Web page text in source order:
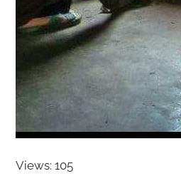
Views: 105